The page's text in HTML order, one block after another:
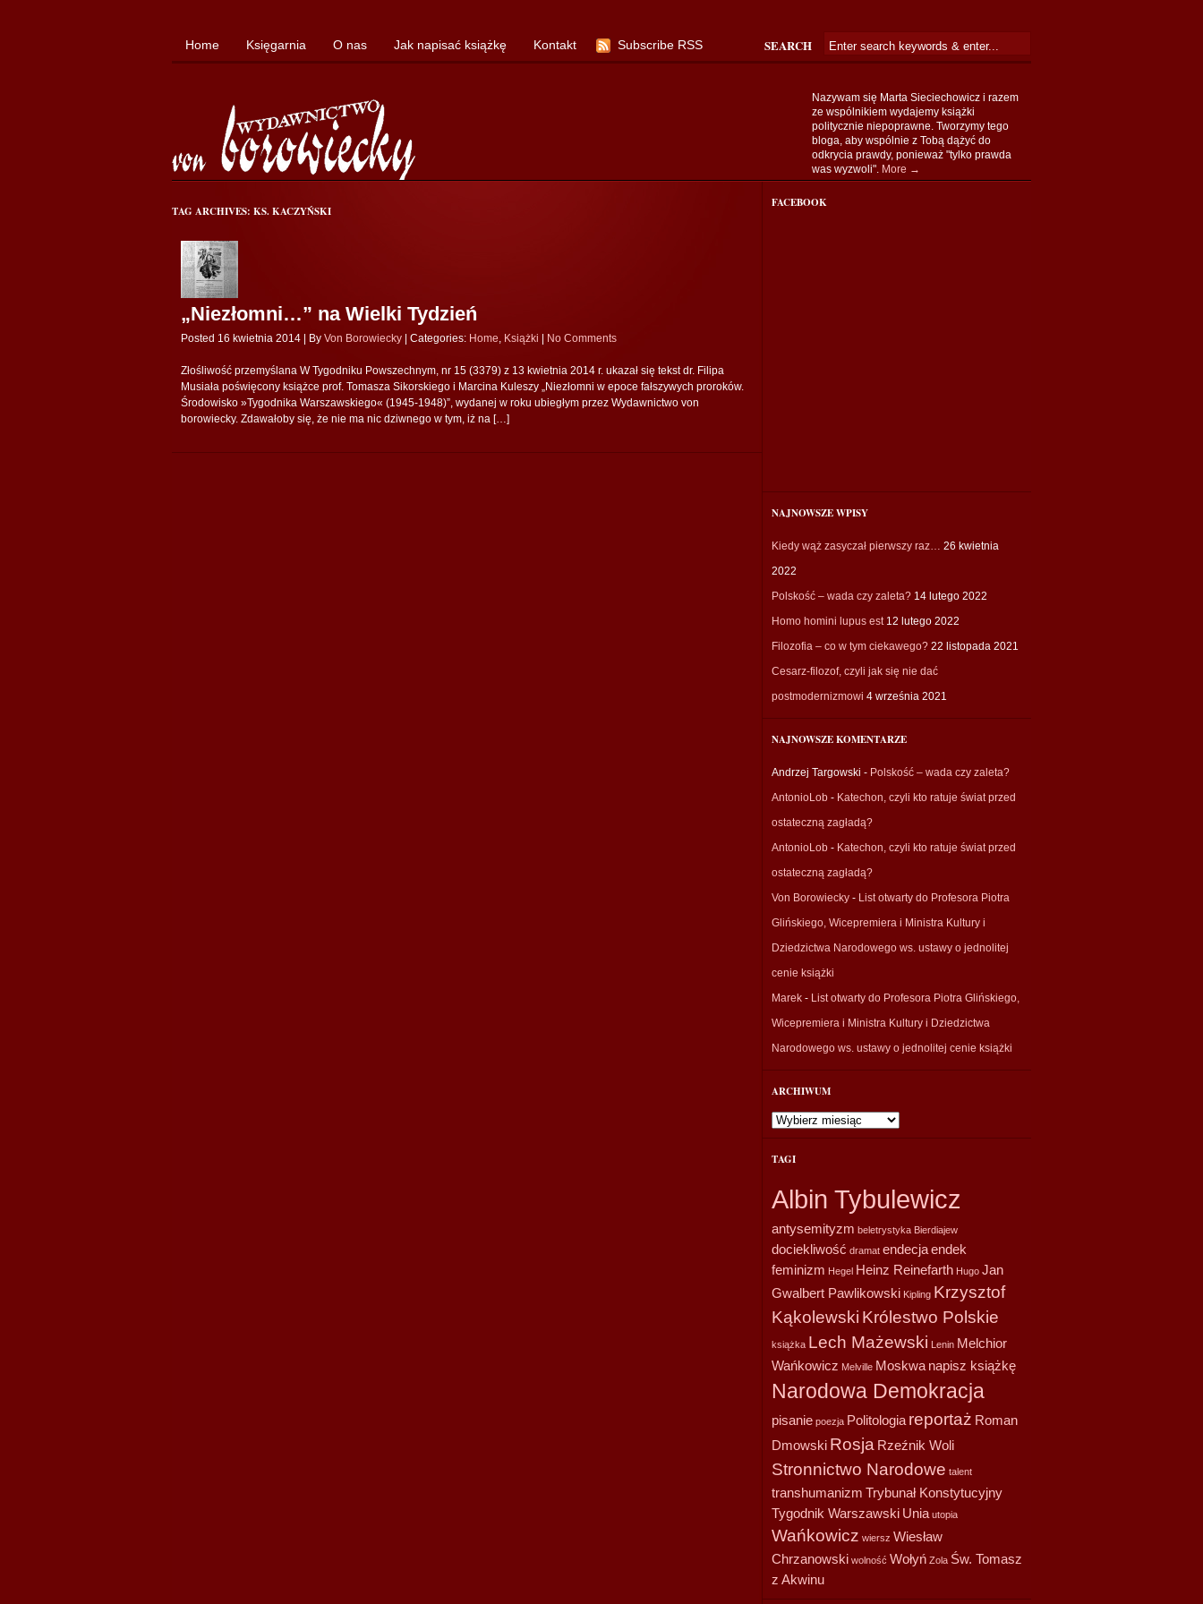
Home Księgarnia O nas Jak napisać książkę Kontakt Subscribe RSS SEARCH
Nazywam się Marta Sieciechowicz i razem
ze wspólnikiem wydajemy książki
politycznie niepoprawne. Tworzymy tego
bloga, aby wspólnie z Tobą dążyć do
odkrycia prawdy, ponieważ "tylko prawda
was wyzwoli". More →
TAG ARCHIVES: KS. KACZYŃSKI
„Niezłomni…” na Wielki Tydzień
Posted 16 kwietnia 2014 | By Von Borowiecky Categories: Home, Książki No Comments
Złośliwość przemyślana W Tygodniku Powszechnym, nr 15 (3379) z 13 kwietnia 2014 r. ukazał się tekst dr. Filipa
Musiała poświęcony książce prof. Tomasza Sikorskiego i Marcina Kuleszy „Niezłomni w epoce fałszywych proroków.
Środowisko »Tygodnika Warszawskiego« (1945-1948)”, wydanej w roku ubiegłym przez Wydawnictwo von
borowiecky. Zdawałoby się, że nie ma nic dziwnego w tym, iż na […]
FACEBOOK
NAJNOWSZE WPISY
Kiedy wąż zasyczał pierwszy raz… 26 kwietnia
2022
Polskość – wada czy zaleta? 14 lutego 2022
Homo homini lupus est 12 lutego 2022
Filozofia – co w tym ciekawego? 22 listopada 2021
Cesarz-filozof, czyli jak się nie dać
postmodernizmowi 4 września 2021
NAJNOWSZE KOMENTARZE
Andrzej Targowski - Polskość – wada czy zaleta?
AntonioLob - Katechon, czyli kto ratuje świat przed
ostateczną zagładą?
AntonioLob - Katechon, czyli kto ratuje świat przed
ostateczną zagładą?
Von Borowiecky - List otwarty do Profesora Piotra
Glińskiego, Wicepremiera i Ministra Kultury i
Dziedzictwa Narodowego ws. ustawy o jednolitej
cenie książki
Marek - List otwarty do Profesora Piotra Glińskiego,
Wicepremiera i Ministra Kultury i Dziedzictwa
Narodowego ws. ustawy o jednolitej cenie książki
ARCHIWUM
Archiwum
TAGI
Albin Tybulewicz
antysemityzm beletrystyka Bierdiajew
dociekliwość dramat endecjaendek
feminizm Hegel Heinz Reinefarth Hugo Jan
Gwalbert Pawlikowski Kipling Krzysztof
Kąkolewski Królestwo Polskie
książka Lech Mażewski Lenin Melchior
Wańkowicz Melville Moskwa napisz książkę
Narodowa Demokracja
pisanie poezja Politologia reportaż Roman
Dmowski Rosja Rzeźnik Woli
Stronnictwo Narodowe talent
transhumanizm Trybunał Konstytucyjny
Tygodnik Warszawski Unia utopia
Wańkowicz wiersz Wiesław
Chrzanowski wolność Wołyń Zola Św. Tomasz
z Akwinu